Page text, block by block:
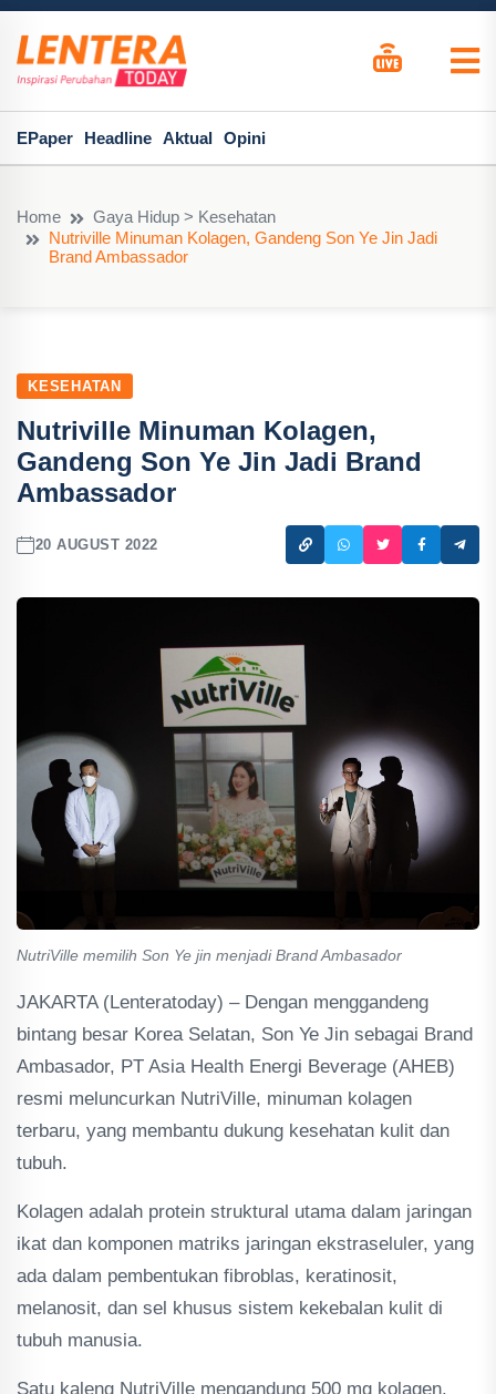
EPaper Headline Aktual Opini
Home
Gaya Hidup > Kesehatan
Nutriville Minuman Kolagen, Gandeng Son Ye Jin Jadi
Brand Ambassador
KESEHATAN
Nutriville Minuman Kolagen,
Gandeng Son Ye Jin Jadi Brand
Ambassador
20 AUGUST 2022
NutriVille memilih Son Ye jin menjadi Brand Ambasador
JAKARTA (Lenteratoday) – Dengan menggandeng
bintang besar Korea Selatan, Son Ye Jin sebagai Brand
Ambasador, PT Asia Health Energi Beverage (AHEB)
resmi meluncurkan NutriVille, minuman kolagen
terbaru, yang membantu dukung kesehatan kulit dan
tubuh.
Kolagen adalah protein struktural utama dalam jaringan
ikat dan komponen matriks jaringan ekstraseluler, yang
ada dalam pembentukan fibroblas, keratinosit,
melanosit, dan sel khusus sistem kekebalan kulit di
tubuh manusia.
Satu kaleng NutriVille mengandung 500 mg kolagen.